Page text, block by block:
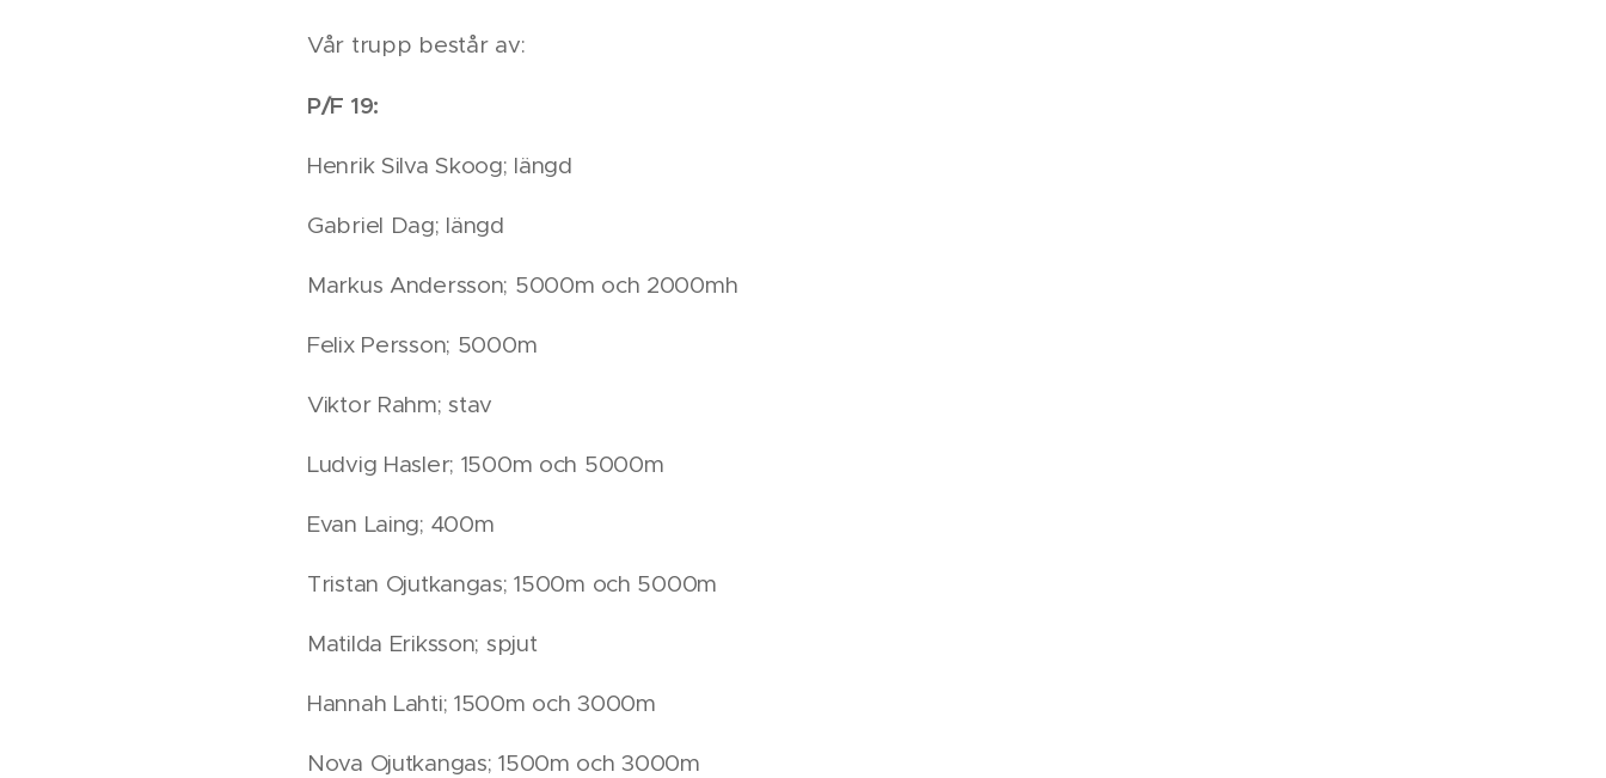
Vår trupp består av:
P/F 19:
Henrik Silva Skoog; längd
Gabriel Dag; längd
Markus Andersson; 5000m och 2000mh
Felix Persson; 5000m
Viktor Rahm; stav
Ludvig Hasler; 1500m och 5000m
Evan Laing; 400m
Tristan Ojutkangas; 1500m och 5000m
Matilda Eriksson; spjut
Hannah Lahti; 1500m och 3000m
Nova Ojutkangas; 1500m och 3000m